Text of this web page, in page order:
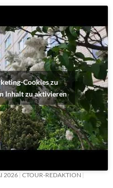
Cookies zu
Inhalt zu aktivieren
2026 CTOUR-REDAKTION